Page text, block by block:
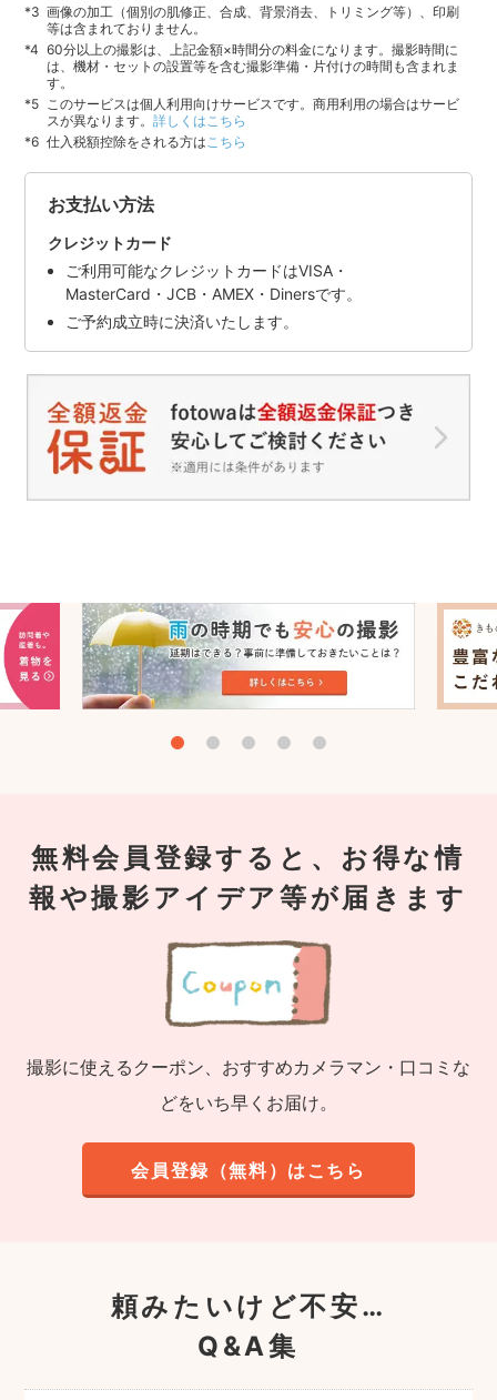
画像の加工（個別の肌修正、合成、背景消去、トリミング等）、印刷
等は含まれておりません。
60分以上の撮影は、上記金額×時間分の料金になります。撮影時間に
は、機材・セットの設置等を含む撮影準備・片付けの時間も含まれま
す。
このサービスは個人利用向けサービスです。商用利用の場合はサービ
スが異なります。詳しくはこちら
仕入税額控除をされる方は こちら
お支払い方法
クレジットカード
ご利用可能なクレジットカードはVISA・
MasterCard・JCB・AMEX・Dinersです。
ご予約成立時に決済いたします。
無料会員登録すると、お得な情
報や撮影アイデア等が届きます
撮影に使えるクーポン、おすすめカメラマン・口コミな
どをいち早くお届け。
会員登録（無料）はこちら
頼みたいけど不安…
Q&A集